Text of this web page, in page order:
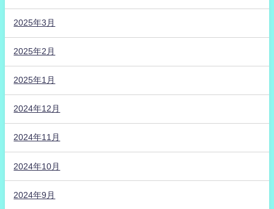
2025年3月
2025年2月
2025年1月
2024年12月
2024年11月
2024年10月
2024年9月